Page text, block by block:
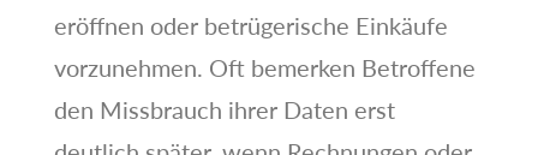
eröffnen oder betrügerische Einkäufe
vorzunehmen. Oft bemerken Betroffene
den Missbrauch ihrer Daten erst